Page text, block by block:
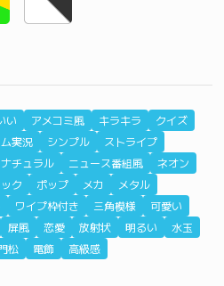
い アメコミ風 キラキラ
クイズ
実況 シンプル
ストライプ
ナチュラル ニュース番組風
ネオン
ク ポップ メカ
メタル
ワイプ枠付き 三角模様
可愛い
屏風 恋愛 放射状 明るい
水玉
松 電飾 高級感